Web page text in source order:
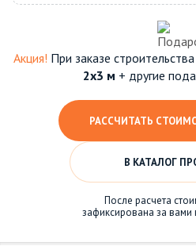
Акция! При заказе
2х3 м + другие
РАССЧИТАТЬ
В КАТАЛОГ
После расчета
зафиксирована за вами